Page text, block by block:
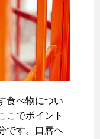
食べ物につい
こでポイント
です。口唇ヘ